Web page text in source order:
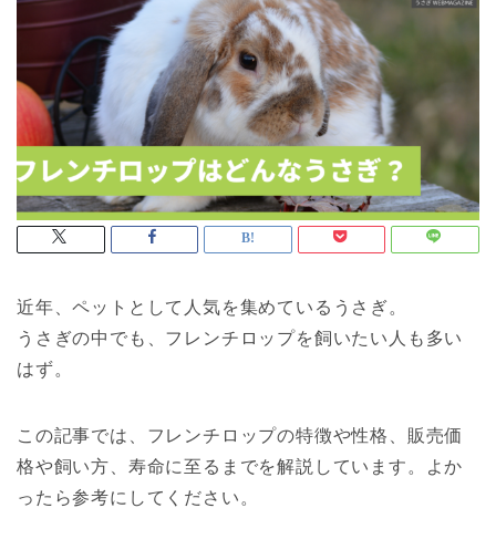
近年、ペットとして人気を集めているうさぎ。
うさぎの中でも、フレンチロップを飼いたい人も多い
はず。
この記事では、フレンチロップの特徴や性格、販売価
格や飼い方、寿命に至るまでを解説しています。よか
ったら参考にしてください。